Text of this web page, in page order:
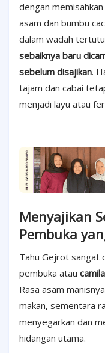
dengan
asam dan bumbu
dalam wadah
sebaiknya baru
sebelum disajikan.
tajam dan cabai
menjadi layu atau
Menyajikan
Pembuka
Tahu Gejrot sangat
pembuka atau
Rasa asam
makan, sementara
menyegarkan dan
hidangan utama.